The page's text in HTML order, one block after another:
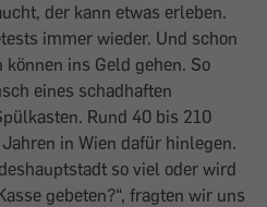
der kann etwas erleben.
immer wieder. Und schon
ins Geld gehen. So
eines schadhaften
Rund 40 bis 210
in Wien dafür hinlegen.
so viel oder wird
ge­beten?“, fragten wir uns